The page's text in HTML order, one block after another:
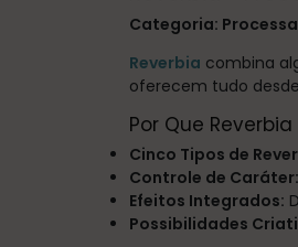
Categoria:
Reverbia combina
oferecem tudo
Por Que Reverbia
Cinco Tipos de
Controle de Caráter:
Efeitos Integrados:
Possibilidades